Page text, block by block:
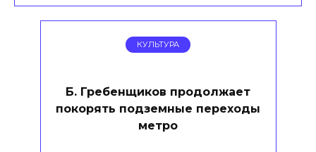
КУЛЬТУРА
Б. Гребенщиков продолжает
покорять подземные переходы
метро